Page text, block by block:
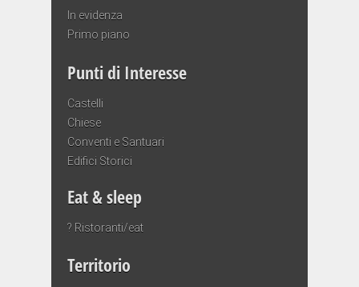
In evidenza
Primo piano
Punti di Interesse
Castelli
Chiese
Conventi e Santuari
Edifici Storici
Eat & sleep
? Ristoranti/eat
Territorio